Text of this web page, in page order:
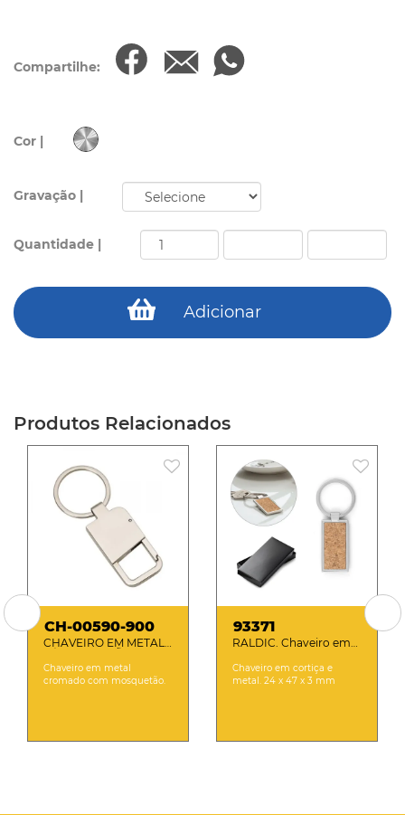
Compartilhe:
Cor |
Gravação |
Quantidade |
Adicionar
Produtos Relacionados
CH-00590-900
CHAVEIRO EM METAL
Chaveiro em metal
cromado com mosquetão.
93371
RALDIC. Chaveiro em
Chaveiro em cortiça e
metal. 24 x 47 x 3 mm